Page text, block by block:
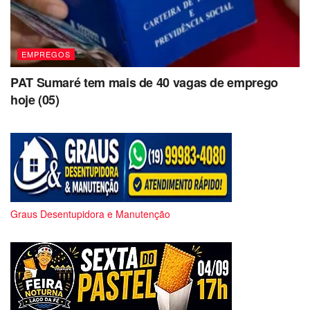
EMPREGOS
PAT Sumaré tem mais de 40 vagas de emprego
hoje (05)
Graus Desentupidora e Manutenção